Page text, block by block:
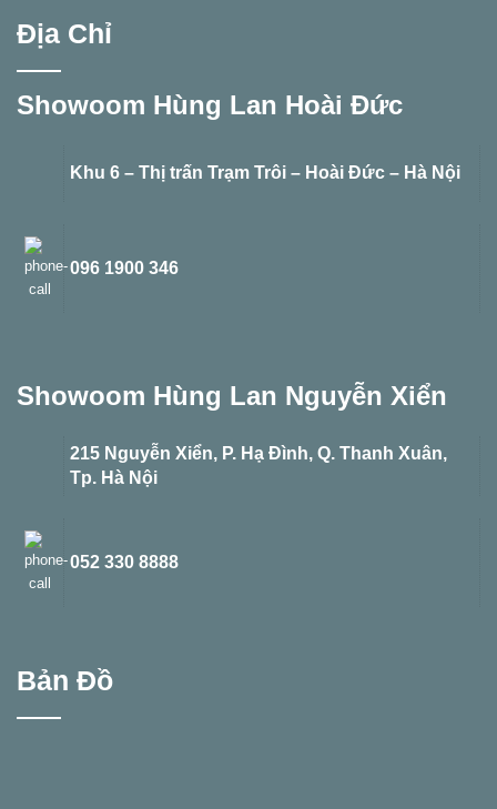
Địa Chỉ
Showoom Hùng Lan Hoài Đức
Khu 6 – Thị trấn Trạm Trôi – Hoài Đức – Hà Nội
096 1900 346
Showoom Hùng Lan Nguyễn Xiển
215 Nguyễn Xiển, P. Hạ Đình, Q. Thanh Xuân,
Tp. Hà Nội
Bản Đồ